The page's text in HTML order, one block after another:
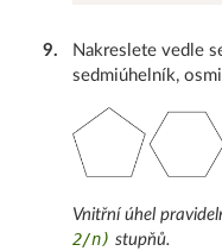
9.
Nakreslete vedle
sedmiúhelník,
Vnitřní úhel
2/n) stupňů.